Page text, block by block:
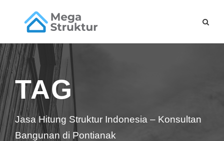
TAG
Jasa Hitung Struktur Indonesia – Konsultan
Bangunan di Pontianak